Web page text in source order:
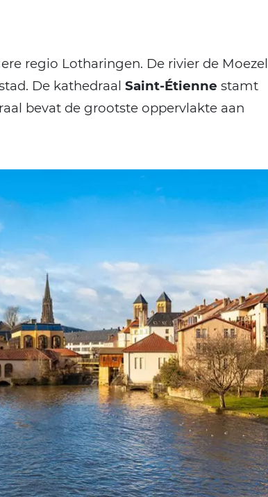
regio Lotharingen. De rivier de Moezel
De kathedraal Saint-Étienne stamt
bevat de grootste oppervlakte aan